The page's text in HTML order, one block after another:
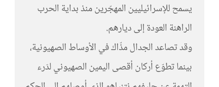
يسمح للإسرائيليين المهجّرين منذ بداية الحرب
الراهنة العودة إلى ديارهم.
وقد تصاعد الجدال مذّاك في الأوساط الصهيونية،
بينما تطوّع أركان أقصى اليمين الصهيوني لدَرء